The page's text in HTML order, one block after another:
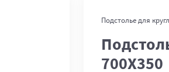
Подстолье для
700Х350